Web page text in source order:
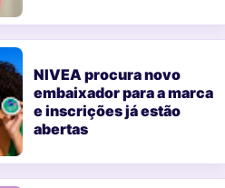
NIVEA procura novo
embaixador para a marca
e inscrições já estão
abertas